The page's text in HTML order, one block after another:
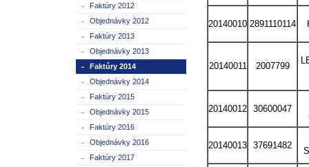
20140010 2891110114
20140011 2007799
20140012 30600047
20140013 37691482
Faktúry 2012
Objednávky 2012
Faktúry 2013
Objednávky 2013
Faktúry 2014
Objednávky 2014
Faktúry 2015
Objednávky 2015
Faktúry 2016
Objednávky 2016
Faktúry 2017